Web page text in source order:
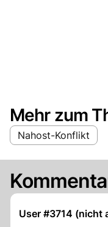
Mehr zum
Nahost-Konflikt
User #3714 (nicht